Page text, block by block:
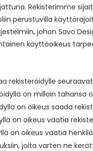
Rekisterimme
perustuvilla
johon Savo
käyttöoikeus
rekisteröidylle
on milloin tahansa
on oikeus saada
on oikeus vaatia
on oikeus vaatia
joita varten ne